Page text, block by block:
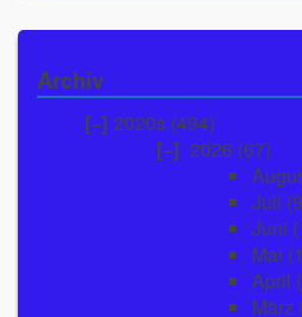
Archiv
2020s (494)
2026 (67)
Juli
Juni
Mai
April
März